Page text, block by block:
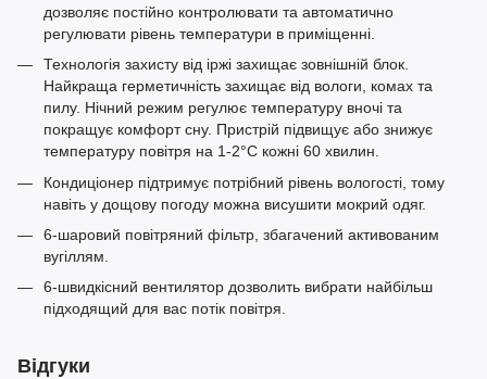
дозволяє постійно контролювати та автоматично
регулювати рівень температури в приміщенні.
Технологія захисту від іржі захищає зовнішній блок.
Найкраща герметичність захищає від вологи, комах та
пилу. Нічний режим регулює температуру вночі та
покращує комфорт сну. Пристрій підвищує або знижує
температуру повітря на 1-2°С кожні 60 хвилин.
Кондиціонер підтримує потрібний рівень вологості, тому
навіть у дощову погоду можна висушити мокрий одяг.
6-шаровий повітряний фільтр, збагачений активованим
вугіллям.
6-швидкісний вентилятор дозволить вибрати найбільш
підходящий для вас потік повітря.
Відгуки